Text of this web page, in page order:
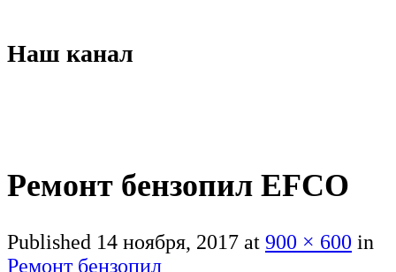
Наш канал
Ремонт бензопил EFCO
Published 14 ноября, 2017 at 900 × 600 in
Ремонт бензопил